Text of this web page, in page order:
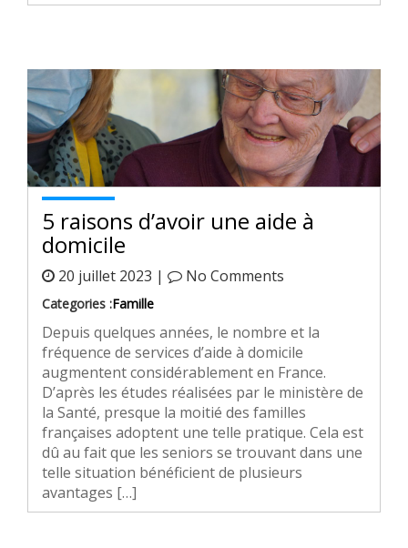
5 raisons d’avoir une aide à
domicile
20 juillet 2023 | No Comments
Categories :Famille
Depuis quelques années, le nombre et la
fréquence de services d’aide à domicile
augmentent considérablement en France.
D’après les études réalisées par le ministère de
la Santé, presque la moitié des familles
françaises adoptent une telle pratique. Cela est
dû au fait que les seniors se trouvant dans une
telle situation bénéficient de plusieurs
avantages […]